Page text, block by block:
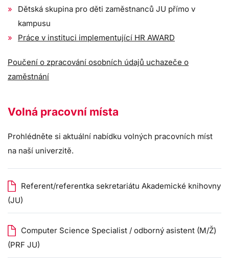
Dětská skupina pro děti zaměstnanců JU přímo v
kampusu
Práce v instituci implementující HR AWARD
Poučení o zpracování osobních údajů uchazeče o
zaměstnání
Volná pracovní místa
Prohlédněte si aktuální nabídku volných pracovních míst
na naší univerzitě.
Referent/referentka sekretariátu Akademické knihovny
(JU)
Computer Science Specialist / odborný asistent (M/Ž)
(PRF JU)